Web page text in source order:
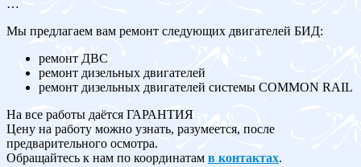
…
Мы предлагаем вам ремонт следующих двигателей БИД:
ремонт ДВС
ремонт дизельных двигателей
ремонт дизельных двигателей системы COMMON RAIL
На все работы даётся ГАРАНТИЯ
Цену на работу можно узнать, разумеется, после
предварительного осмотра.
Обращайтесь к нам по координатам в контактах.